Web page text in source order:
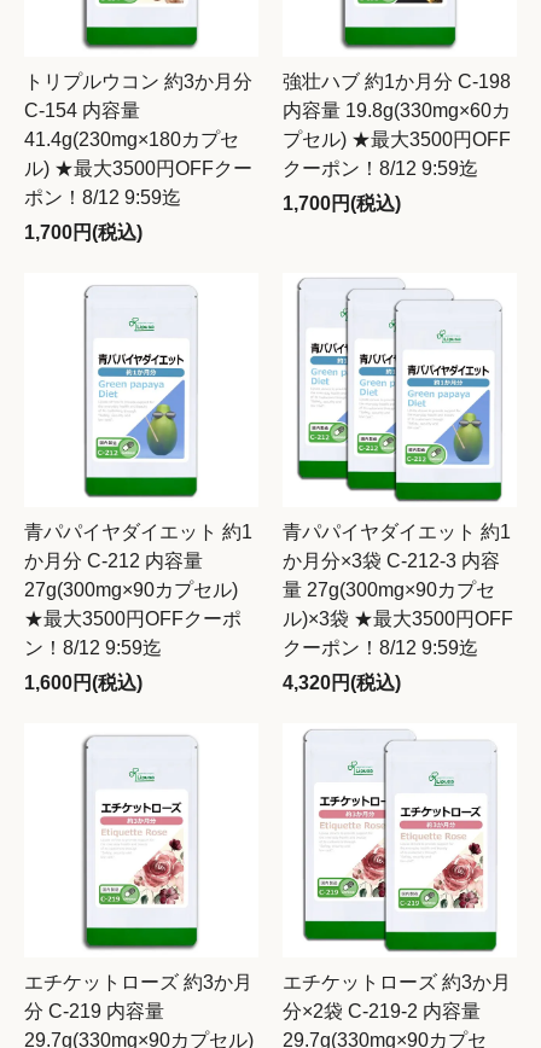
トリプルウコン 約3か月分
C-154 内容量
41.4g(230mg×180カプセ
ル) ★最大3500円OFFクー
ポン！8/12 9:59迄
1,700円(税込)
強壮ハブ 約1か月分 C-198
内容量 19.8g(330mg×60カ
プセル) ★最大3500円OFF
クーポン！8/12 9:59迄
1,700円(税込)
青パパイヤダイエット 約1
か月分 C-212 内容量
27g(300mg×90カプセル)
★最大3500円OFFクーポ
ン！8/12 9:59迄
1,600円(税込)
青パパイヤダイエット 約1
か月分×3袋 C-212-3 内容
量 27g(300mg×90カプセ
ル)×3袋 ★最大3500円OFF
クーポン！8/12 9:59迄
4,320円(税込)
エチケットローズ 約3か月
分 C-219 内容量
29.7g(330mg×90カプセル)
エチケットローズ 約3か月
分×2袋 C-219-2 内容量
29.7g(330mg×90カプセ